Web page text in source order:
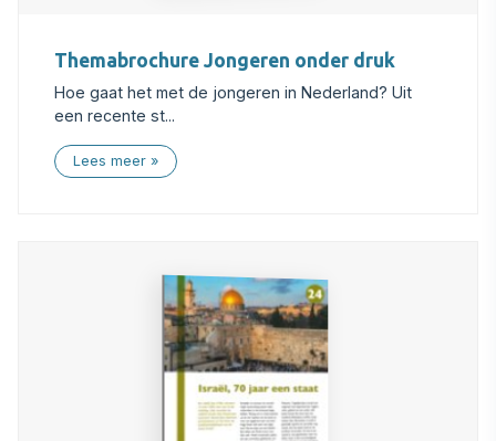
Themabrochure Jongeren onder druk
Hoe gaat het met de jongeren in Nederland? Uit
een recente st...
Lees meer